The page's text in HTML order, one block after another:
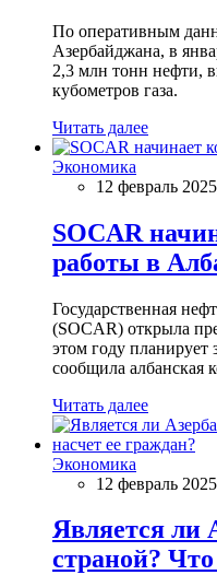
По оперативным
Азербайджана, в
2,3 млн тонн нефти,
кубометров газа.
Читать далее
Экономика
12 февраль
SOCAR
работы в
Государственная
(SOCAR) открыла
этом году планирует
сообщила албанская
Читать далее
Экономика
12 февраль
Является ли
страной?